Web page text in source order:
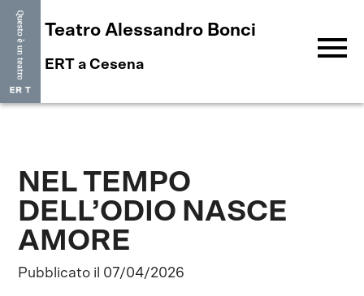
Teatro Alessandro Bonci
ERT a Cesena menu
NEL TEMPO
DELL’ODIO NASCE
AMORE
Pubblicato il 07/04/2026